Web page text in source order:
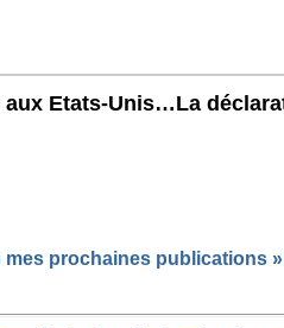
Etats-Unis…La
prochaines publications